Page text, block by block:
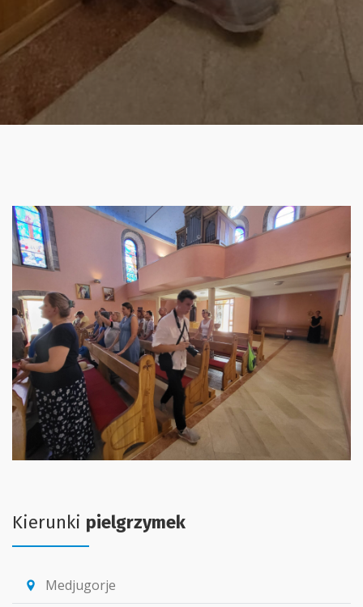
Kierunki pielgrzymek
location_pin Medjugorje